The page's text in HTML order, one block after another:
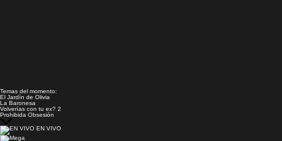
Temas del momento:
El Jardín de Olivia
La Baronesa
Volverías con tu ex? 2
Prohibida Obsesión
EN VIVO